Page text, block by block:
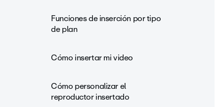
Funciones de inserción por tipo
de plan
Cómo insertar mi video
Cómo personalizar el
reproductor insertado